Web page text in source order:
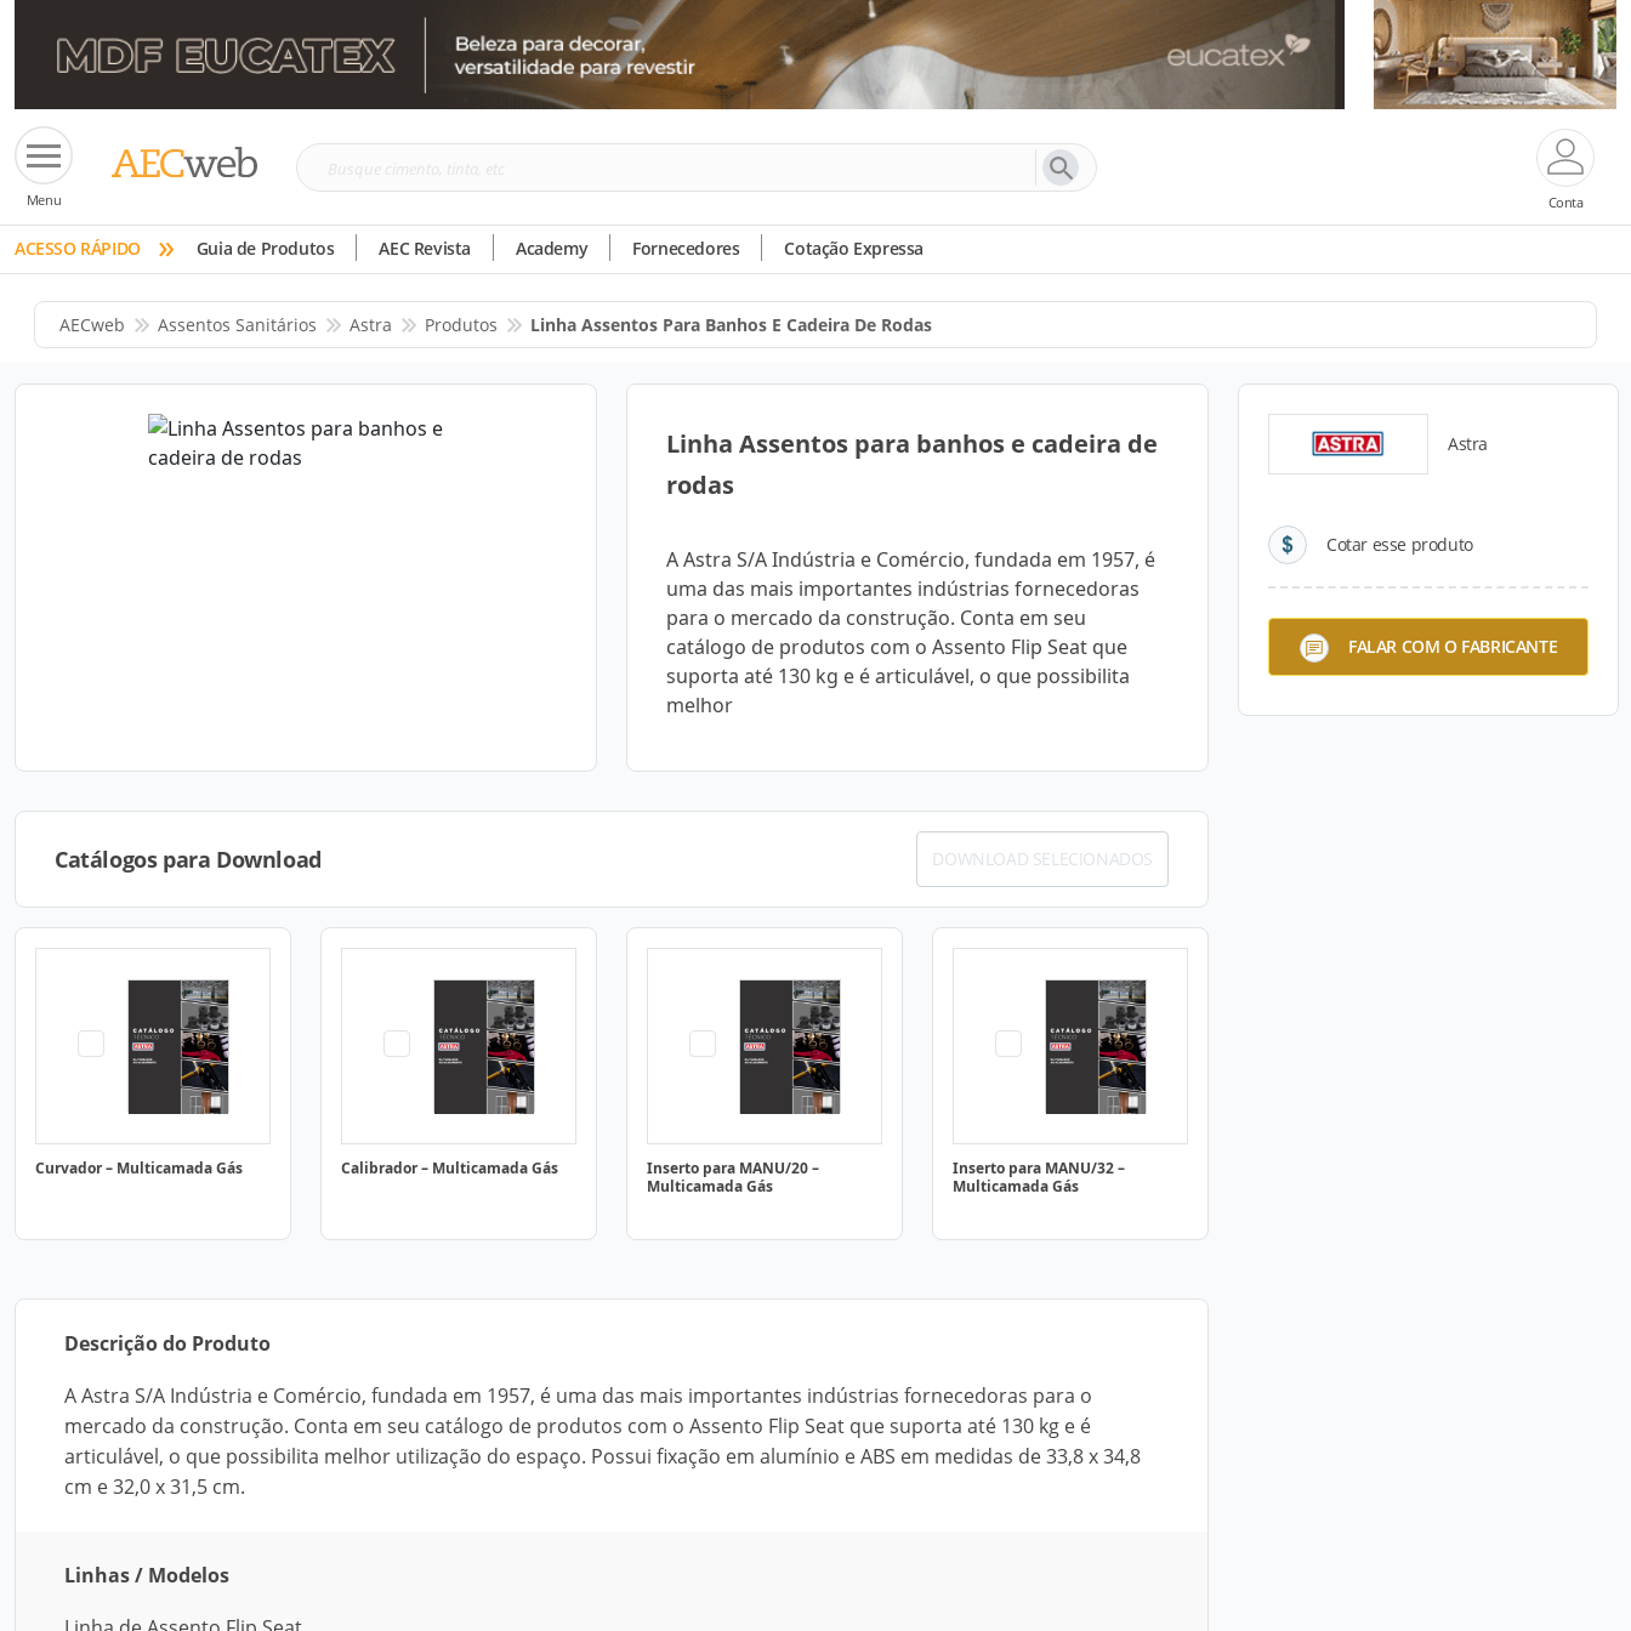
Menu
Busque
tinta,
etc
Conta
ACESSO RÁPIDO » Guia de Produtos AEC Revista Academy Fornecedores Cotação Expressa
AECweb Assentos Sanitários Astra Produtos Linha Assentos Para Banhos E Cadeira De Rodas
Linha Assentos para banhos e cadeira de
rodas
A Astra S/A Indústria e Comércio, fundada em 1957, é
uma das mais importantes indústrias fornecedoras
para o mercado da construção. Conta em seu
catálogo de produtos com o Assento Flip Seat que
suporta até 130 kg e é articulável, o que possibilita
melhor
Astra
Cotar esse produto
FALAR COM O FABRICANTE
Catálogos para Download DOWNLOAD SELECIONADOS
Curvador – Multicamada Gás Calibrador – Multicamada Gás
Inserto para MANU/20 –
Multicamada Gás
Inserto para MANU/32 –
Multicamada Gás
Descrição do Produto
A Astra S/A Indústria e Comércio, fundada em 1957, é uma das mais importantes indústrias fornecedoras para o
mercado da construção. Conta em seu catálogo de produtos com o Assento Flip Seat que suporta até 130 kg e é
articulável, o que possibilita melhor utilização do espaço. Possui fixação em alumínio e ABS em medidas de 33,8 x 34,8
cm e 32,0 x 31,5 cm.
Linhas / Modelos